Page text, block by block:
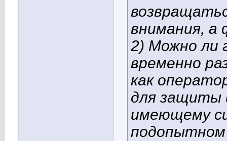
внимания, а
2) Можно ли
временно
как
для защиты
имеющему
подопытном